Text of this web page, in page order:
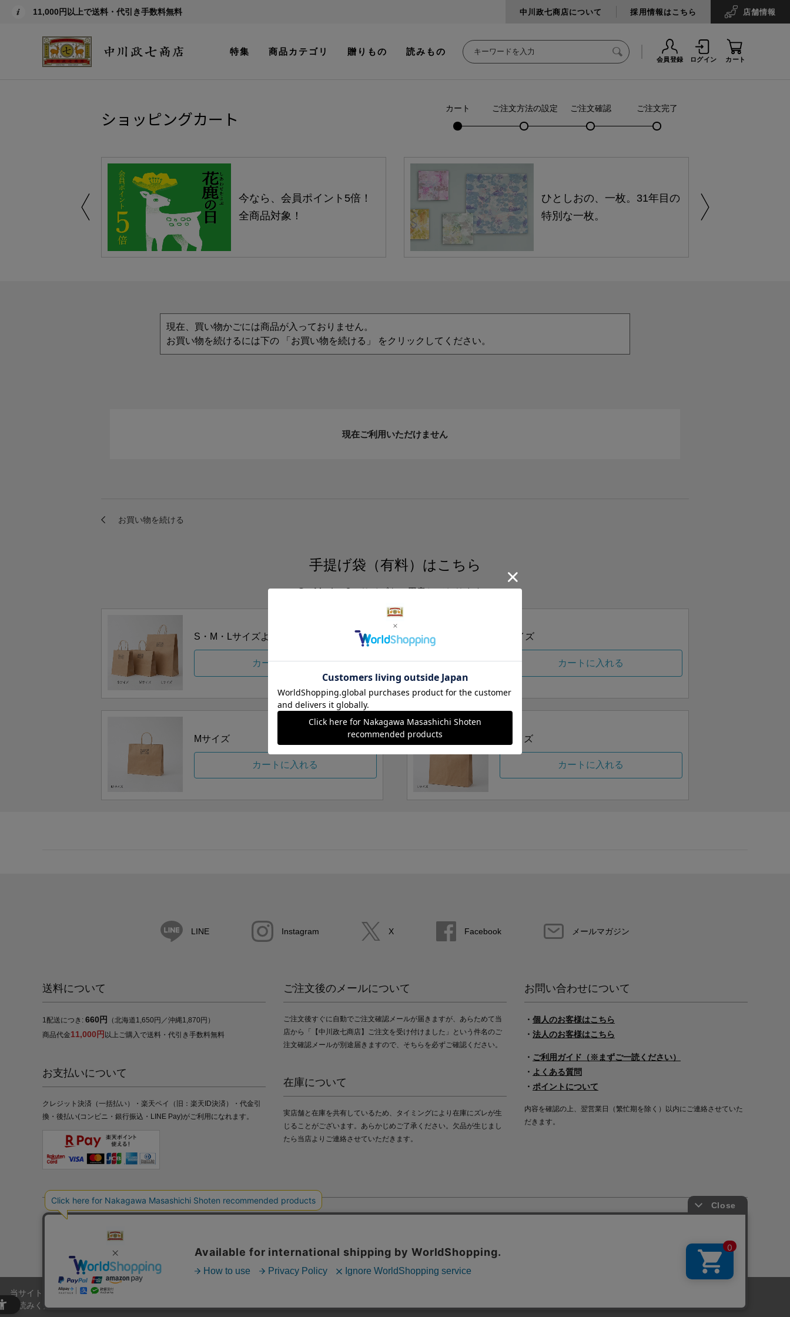
11,000円以上で送料・代引き手数料無料 中川政七商店について 採用情報はこちら 店舗情報
特集 商品カテゴリ 贈りもの 読みもの
会員登録 ログイン カート
ショッピングカート カート ご注文方法の設定 ご注文確認 ご注文完了
今なら、会員ポイント5倍！
全商品対象！
ひとしおの、一枚。31年目の
特別な一枚。
現在、買い物かごには商品が入っておりません。
お買い物を続けるには下の 「お買い物を続ける」 をクリックしてください。
現在ご利用いただけません
手提げ袋（有料）はこちら
S・M・Lの3つサイズをご用意しております。
S・M・Lサイズより当店にお任せ
カートに入れる
Sサイズ
カートに入れる
Mサイズ
カートに入れる
Lサイズ
カートに入れる
LINE Instagram X Facebook メールマガジン
送料について
1配送につき: 660円
（北海道1,650円／沖縄1,870円）
商品代金11,000円 以上ご購入で送料・代引き手数料無料
お支払いについて
クレジット決済（一括払い）・楽天ペイ（旧：楽天ID決済）・代金引
換・後払い(コンビニ・銀行振込・LINE Pay)がご利用になれます。
ご注文後のメールについて
ご注文後すぐに自動でご注文確認メールが届きますが、あらためて当
店から「【中川政七商店】ご注文を受け付けました」という件名のご
注文確認メールが別途届きますので、そちらを必ずご確認ください。
在庫について
実店舗と在庫を共有しているため、タイミングにより在庫にズレが生
じることがございます。あらかじめご了承ください。欠品が生じまし
たら当店よりご連絡させていただきます。
お問い合わせについて
・ 個人のお客様はこちら
・ 法人のお客様はこちら
・ ご利用ガイド（※まずご一読ください）
・ よくある質問
・ ポイントについて
内容を確認の上、翌営業日（繁忙期を除く）以内にご連絡させていた
だきます。
プライバシーポリシー
当サイトでは、当サイト内における閲覧履歴・属性情報などの取得および利便性向上のためにクッキー（Cookie）を使用いたします。詳細に関しては「
お読みください。